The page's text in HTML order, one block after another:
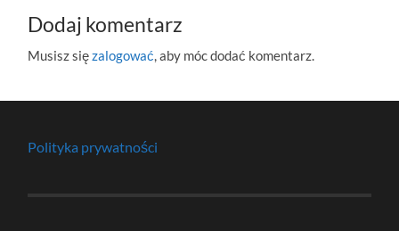
Dodaj komentarz
Musisz sięzalogować , aby móc dodać komentarz.
Polityka prywatności